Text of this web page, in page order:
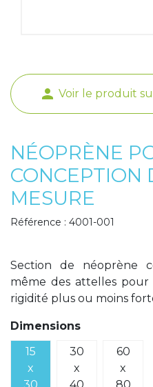
person Voir le produit
NÉOPRÈNE
CONCEPTION
MESURE
Référence : 4001-001
Section de néoprène
même des attelles
rigidité plus ou moins
Dimensions
15
x
30
x
60
x